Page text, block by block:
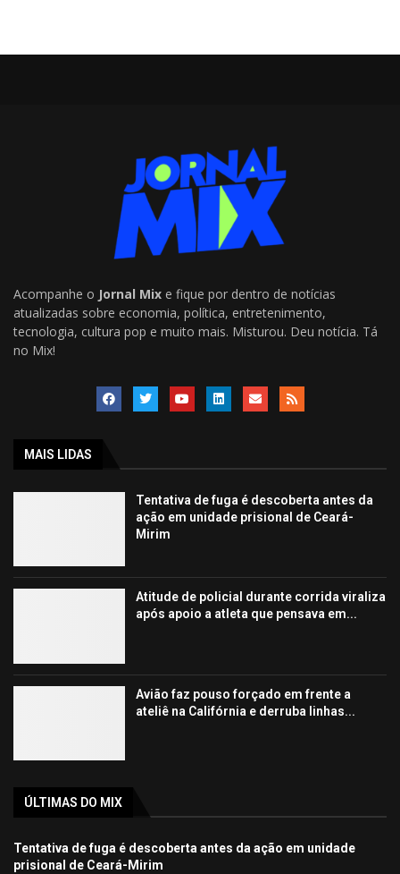
Acompanhe o Jornal Mix e fique por dentro de notícias
atualizadas sobre economia, política, entretenimento,
tecnologia, cultura pop e muito mais. Misturou. Deu notícia. Tá
no Mix!
MAIS LIDAS
Tentativa de fuga é descoberta antes da
ação em unidade prisional de Ceará-
Mirim
Atitude de policial durante corrida viraliza
após apoio a atleta que pensava em...
Avião faz pouso forçado em frente a
ateliê na Califórnia e derruba linhas...
ÚLTIMAS DO MIX
Tentativa de fuga é descoberta antes da ação em unidade
prisional de Ceará-Mirim